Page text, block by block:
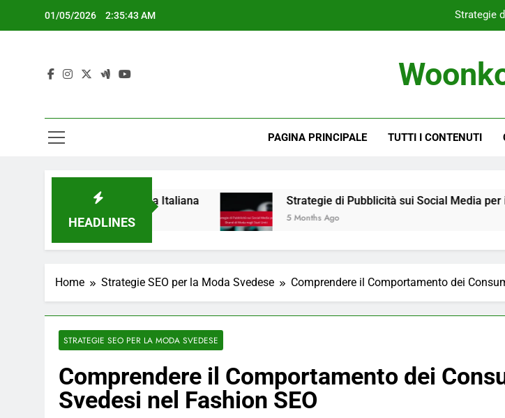
01/05/2026 2:35:44 AM Strategie
Strategie
PAGINA PRINCIPALE TUTTI I CONTENUTI
HEADLINES
nella Moda Italiana Strategie di Pubblicità sui Social Media per i Brand di Moda
5 Months Ago
Home Strategie SEO per la Moda Svedese Comprendere il Comportamento dei
STRATEGIE SEO PER LA MODA SVEDESE
Comprendere il Comportamento dei
Svedesi nel Fashion SEO